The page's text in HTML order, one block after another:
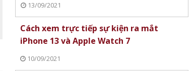
13/09/2021
Cách xem trực tiếp sự kiện ra mắt
iPhone 13 và Apple Watch 7
10/09/2021